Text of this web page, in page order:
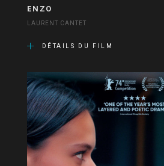
ENZO
LAURENT CANTET
DÉTAILS DU FILM